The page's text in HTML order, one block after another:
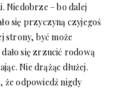
Niedobrze – bo dalej
się przyczyną czyjegoś
strony, być może
się zrzucić rodową
Nie drążąc dłużej.
że odpowiedź nigdy